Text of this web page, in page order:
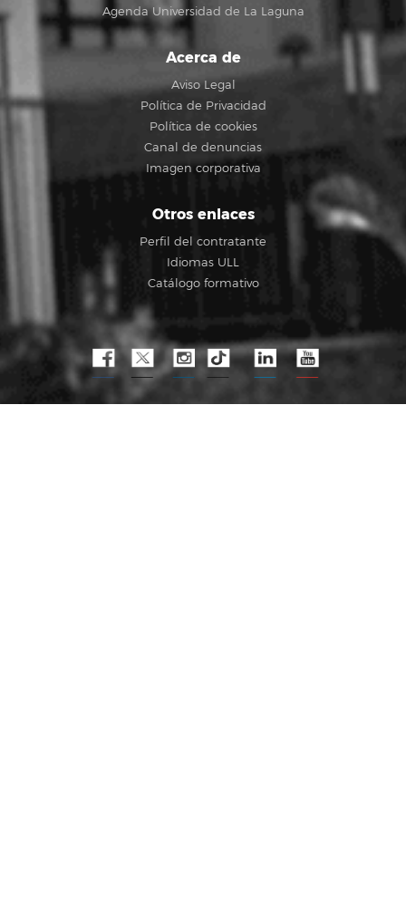
Agenda Universidad de La Laguna
Acerca de
Aviso Legal
Política de Privacidad
Política de cookies
Canal de denuncias
Imagen corporativa
Otros enlaces
Perfil del contratante
Idiomas ULL
Catálogo formativo